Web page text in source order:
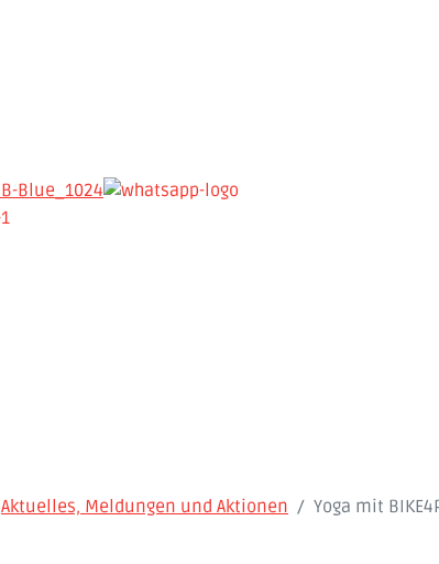
Aktuelles, Meldungen und Aktionen Yoga mit